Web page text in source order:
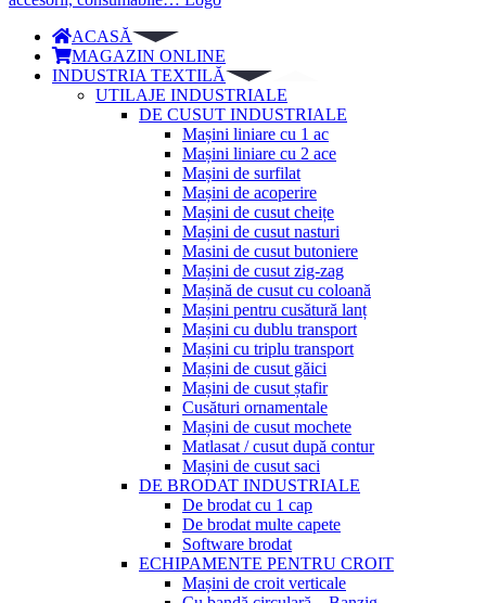
ACASĂ
MAGAZIN ONLINE
INDUSTRIA TEXTILĂ
UTILAJE INDUSTRIALE
DE CUSUT INDUSTRIALE
Mașini liniare cu 1 ac
Mașini liniare cu 2 ace
Mașini de surfilat
Mașini de acoperire
Mașini de cusut cheițe
Mașini de cusut nasturi
Masini de cusut butoniere
Mașini de cusut zig-zag
Mașină de cusut cu coloană
Mașini pentru cusătură lanț
Mașini cu dublu transport
Mașini cu triplu transport
Mașini de cusut găici
Mașini de cusut ștafir
Cusături ornamentale
Mașini de cusut mochete
Matlasat / cusut după contur
Mașini de cusut saci
DE BRODAT INDUSTRIALE
De brodat cu 1 cap
De brodat multe capete
Software brodat
ECHIPAMENTE PENTRU CROIT
Mașini de croit verticale